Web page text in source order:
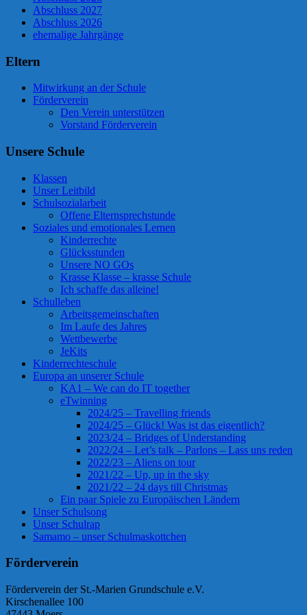
Abschluss 2027
Abschluss 2026
ehemalige Jahrgänge
Eltern
Mitwirkung an der Schule
Förderverein
Den Verein unterstützen
Vorstand Förderverein
Unsere Schule
Klassen
Unser Leitbild
Schulsozialarbeit
Offene Elternsprechstunde
Soziales und emotionales Lernen
Kinderrechte
Glücksstunden
Unsere NO GOs
Krasse Klasse – krasse Schule
Ich schaffe das alleine!
Schulleben
Arbeitsgemeinschaften
Im Laufe des Jahres
Wettbewerbe
JeKits
Kinderrechteschule
Europa an unserer Schule
KA1 – We can do IT together
eTwinning
2024/25 – Travelling friends
2024/25 – Glück! Was ist das eigentlich?
2023/24 – Bridges of Understanding
2022/24 – Let’s talk – Parlons – Lass uns reden
2022/23 – Aliens on tour
2021/22 – Up, up in the sky
2021/22 – 24 days till Christmas
Ein paar Spiele zu Europäischen Ländern
Unser Schulsong
Unser Schulrap
Samamo – unser Schulmaskottchen
Förderverein
Förderverein der St.-Marien Grundschule e.V.
Kirschenallee 100